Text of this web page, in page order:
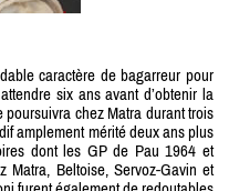
caractère de bagarreur pour
six ans avant d’obtenir la
chez Matra durant trois
amplement mérité deux ans plus
dont les GP de Pau 1964 et
Beltoise, Servoz-Gavin et